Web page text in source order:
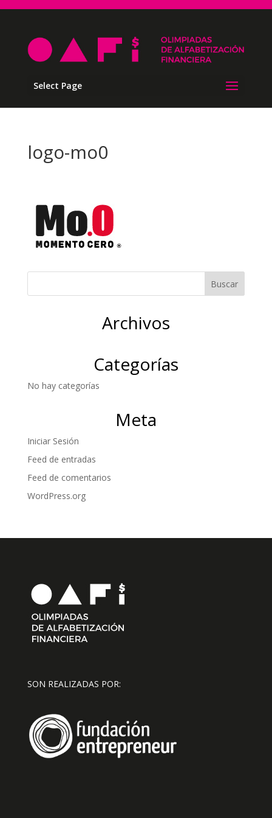
Select Page
logo-mo0
Archivos
Categorías
No hay categorías
Meta
Iniciar Sesión
Feed de entradas
Feed de comentarios
WordPress.org
SON REALIZADAS POR: